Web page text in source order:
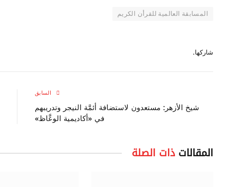
المسابقة العالمية للقرأن الكريم
شاركها.
السابق
شيخ الأزهر: مستعدون لاستضافة أئمَّة النيجر وتدريبهم
في «أكاديمية الوعَّاظ»
المقالات ذات الصلة